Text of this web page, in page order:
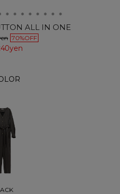
ALL IN ONE
70%OFF